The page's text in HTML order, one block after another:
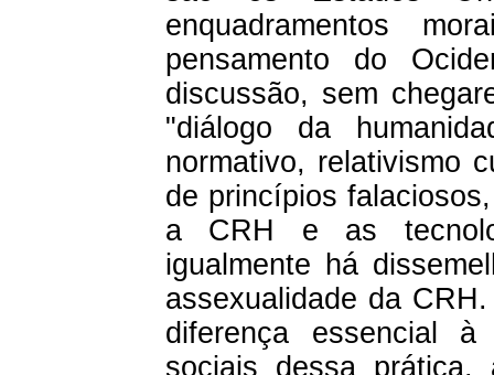
enquadramentos
pensamento do
discussão, sem
"diálogo da
normativo, relativismo
de princípios
a CRH e as
igualmente há
assexualidade da
diferença essencial
sociais dessa